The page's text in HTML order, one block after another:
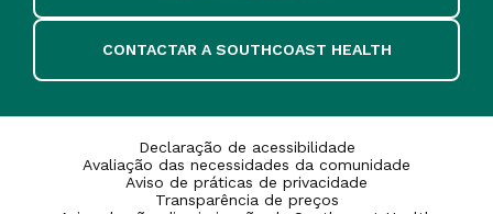
CONTACTAR A SOUTHCOAST HEALTH
Declaração de acessibilidade
Avaliação das necessidades da comunidade
Aviso de práticas de privacidade
Transparência de preços